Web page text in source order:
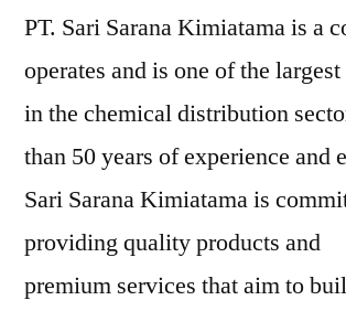
PT. Sari Sarana Kimiatama is a
operates and is one of the
in the chemical distribution
than 50 years of experience and
Sari Sarana Kimiatama is
providing quality products and
premium services that aim to